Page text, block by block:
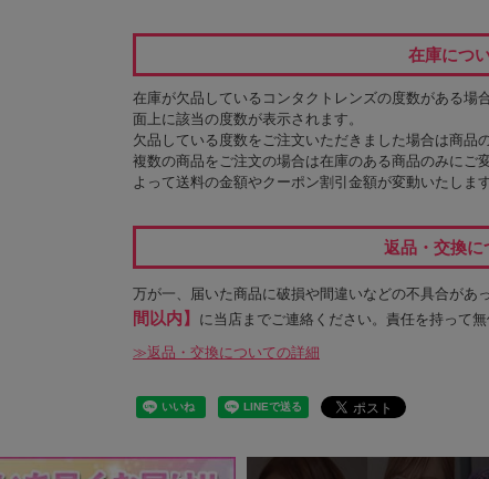
在庫につ
在庫が欠品しているコンタクトレンズの度数がある場
面上に該当の度数が表示されます。
欠品している度数をご注文いただきました場合は商品
複数の商品をご注文の場合は在庫のある商品のみにご
よって送料の金額やクーポン割引金額が変動いたしま
返品・交換に
万が一、届いた商品に破損や間違いなどの不具合があ
間以内】
に当店までご連絡ください。責任を持って
≫返品・交換についての詳細